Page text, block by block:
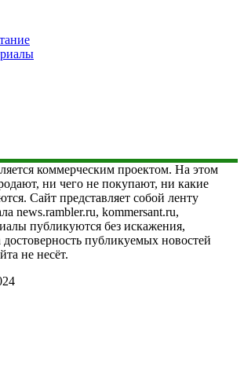
коммерческим проектом. На этом
ни чего не покупают, ни какие
Сайт представляет собой ленту
news.rambler.ru, kommersant.ru,
публикуются без искажения,
достоверность публикуемых новостей
не несёт.